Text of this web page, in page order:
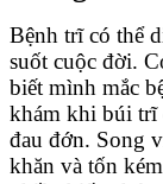
Bệnh trĩ có thể
suốt cuộc đời.
biết mình mắc
khám khi búi trĩ
đau đớn. Song
khăn và tốn